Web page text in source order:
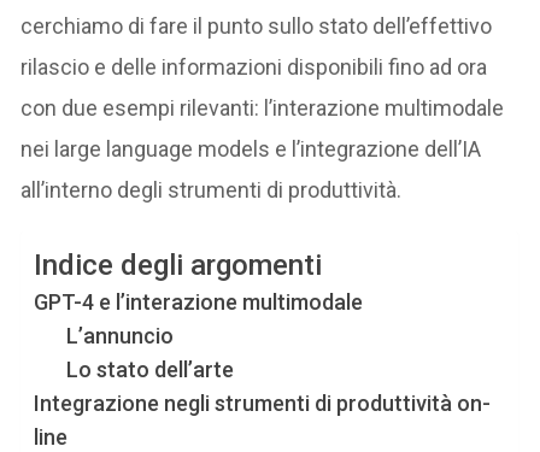
cerchiamo di fare il punto sullo stato dell’effettivo
rilascio e delle informazioni disponibili fino ad ora
con due esempi rilevanti: l’interazione multimodale
nei large language models e l’integrazione dell’IA
all’interno degli strumenti di produttività.
Indice degli argomenti
GPT-4 e l’interazione multimodale
L’annuncio
Lo stato dell’arte
Integrazione negli strumenti di produttività on-
line